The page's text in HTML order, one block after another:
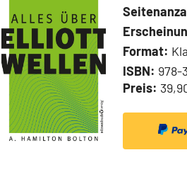
Format:
ISBN: 978-
Preis: